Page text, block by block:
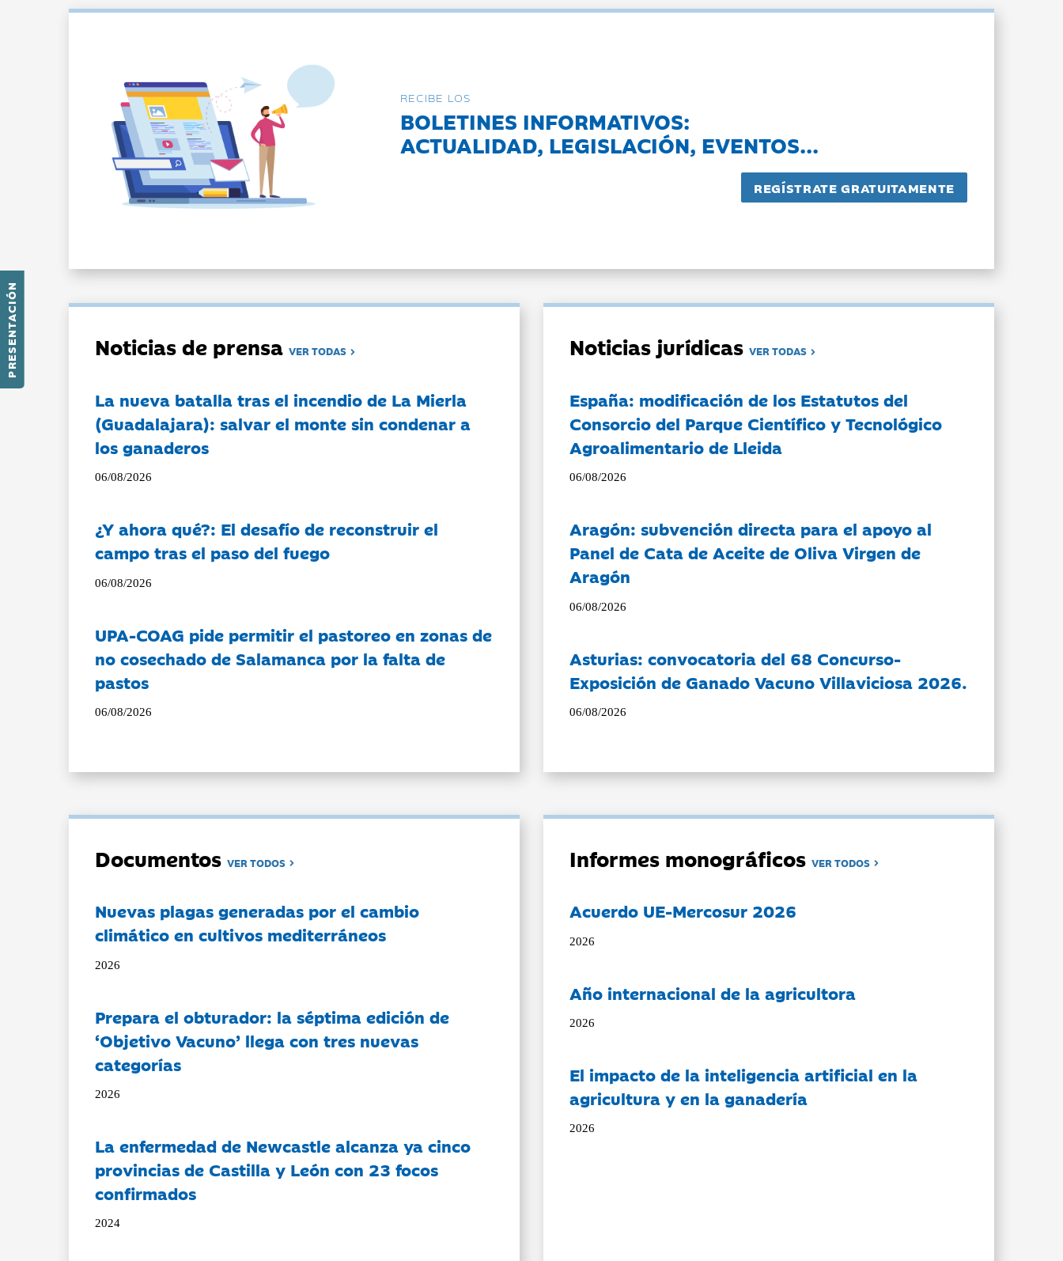
PRESENTACIÓN
RECIBE LOS
BOLETINES INFORMATIVOS:
ACTUALIDAD, LEGISLACIÓN, EVENTOS...
Noticias de prensaVER TODAS
La nueva batalla tras el incendio de La Mierla
(Guadalajara): salvar el monte sin condenar a
los ganaderos
06/08/2026
¿Y ahora qué?: El desafío de reconstruir el
campo tras el paso del fuego
06/08/2026
UPA-COAG pide permitir el pastoreo en zonas de
no cosechado de Salamanca por la falta de
pastos
06/08/2026
Noticias jurídicasVER TODAS
España: modificación de los Estatutos del
Consorcio del Parque Científico y Tecnológico
Agroalimentario de Lleida
06/08/2026
Aragón: subvención directa para el apoyo al
Panel de Cata de Aceite de Oliva Virgen de
Aragón
06/08/2026
Asturias: convocatoria del 68 Concurso-
Exposición de Ganado Vacuno Villaviciosa 2026.
06/08/2026
DocumentosVER TODOS
Nuevas plagas generadas por el cambio
climático en cultivos mediterráneos
2026
Prepara el obturador: la séptima edición de
‘Objetivo Vacuno’ llega con tres nuevas
categorías
2026
La enfermedad de Newcastle alcanza ya cinco
provincias de Castilla y León con 23 focos
confirmados
2024
Informes monográficosVER TODOS
Acuerdo UE-Mercosur 2026
2026
Año internacional de la agricultora
2026
El impacto de la inteligencia artificial en la
agricultura y en la ganadería
2026